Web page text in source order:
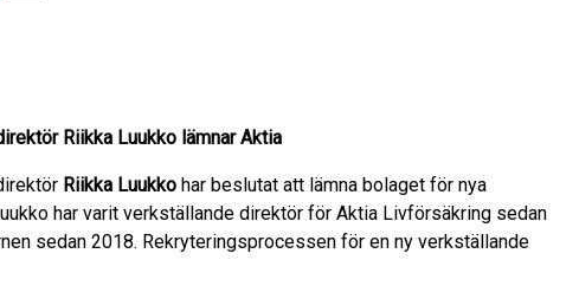
Riikka Luukko lämnar Aktia
Riikka Luukko har beslutat att lämna bolaget för nya
har varit verkställande direktör för Aktia Livförsäkring sedan
sedan 2018. Rekryteringsprocessen för en ny verkställande